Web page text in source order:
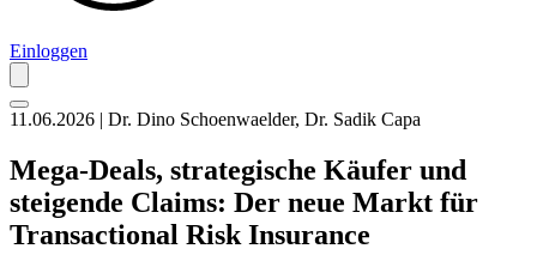
Einloggen
11.06.2026 | Dr. Dino Schoenwaelder, Dr. Sadik Capa
Mega-Deals, strategische Käufer und
steigende Claims: Der neue Markt für
Transactional Risk Insurance